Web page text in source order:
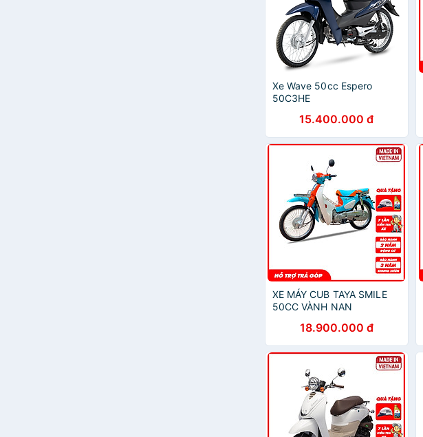
Xe Wave 50cc Espero
50C3HE
15.400.000 đ
XE MÁY CUB TAYA SMILE
50CC VÀNH NAN
18.900.000 đ